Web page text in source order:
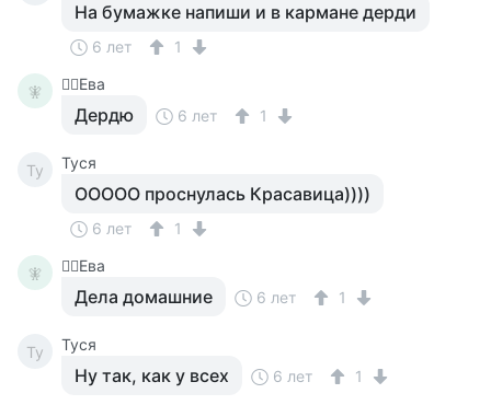
На бумажке напиши и в кармане дерди
6 лет 1
🧚‍ 🧚‍♀️Ева
Дердю 6 лет 1
Ty Tycя
ООООО проснулась Красавица))))
6 лет 1
🧚‍ 🧚‍♀️Ева
Дела домашние 6 лет 1
Ty Tycя
Ну так, как у всех 6 лет 1